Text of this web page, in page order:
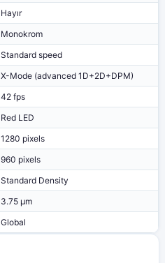
Hayır
Monokrom
Standard speed
X-Mode (advanced 1D+2D+DPM)
42 fps
Red LED
1280 pixels
960 pixels
Standard Density
3.75 µm
Global